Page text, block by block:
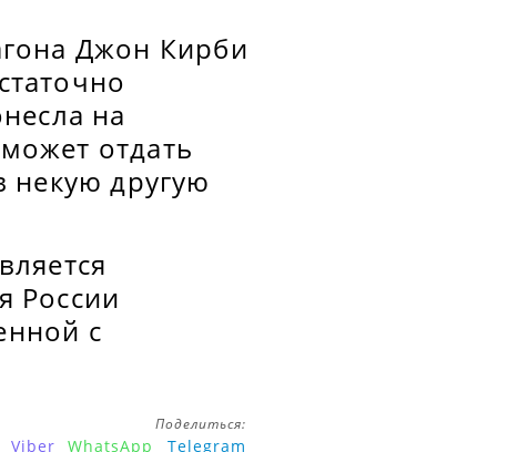
Джон Кирби
на
отдать
некую другую
России
с
Поделиться:
Viber WhatsApp Telegram